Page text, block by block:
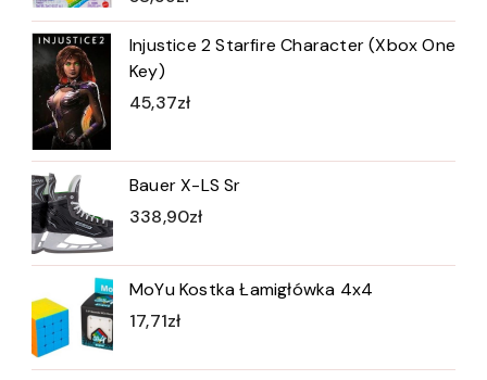
Injustice 2 Starfire Character (Xbox One
Key)
45,37zł
Bauer X-LS Sr
338,90zł
MoYu Kostka Łamigłówka 4x4
17,71zł